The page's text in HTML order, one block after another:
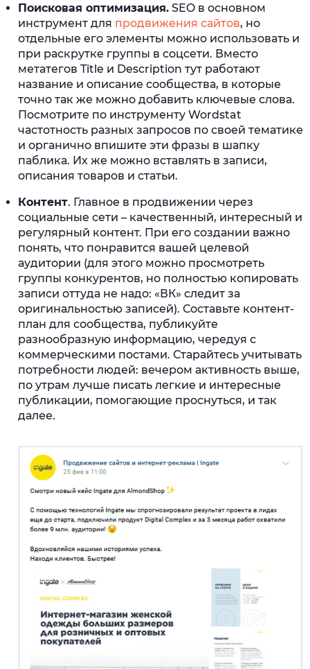
Поисковая оптимизация. SEO в основном
инструмент для продвижения сайтов, но
отдельные его элементы можно использовать и
при раскрутке группы в соцсети. Вместо
метатегов Title и Description тут работают
название и описание сообщества, в которые
точно так же можно добавить ключевые слова.
Посмотрите по инструменту Wordstat
частотность разных запросов по своей тематике
и органично впишите эти фразы в шапку
паблика. Их же можно вставлять в записи,
описания товаров и статьи.
Контент. Главное в продвижении через
социальные сети – качественный, интересный и
регулярный контент. При его создании важно
понять, что понравится вашей целевой
аудитории (для этого можно просмотреть
группы конкурентов, но полностью копировать
записи оттуда не надо: «ВК» следит за
оригинальностью записей). Составьте контент-
план для сообщества, публикуйте
разнообразную информацию, чередуя с
коммерческими постами. Старайтесь учитывать
потребности людей: вечером активность выше,
по утрам лучше писать легкие и интересные
публикации, помогающие проснуться, и так
далее.